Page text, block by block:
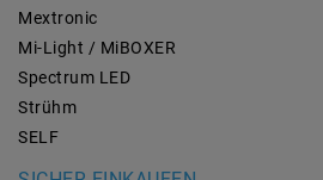
Mextronic
Mi-Light / MiBOXER
Spectrum LED
Strühm
SELF